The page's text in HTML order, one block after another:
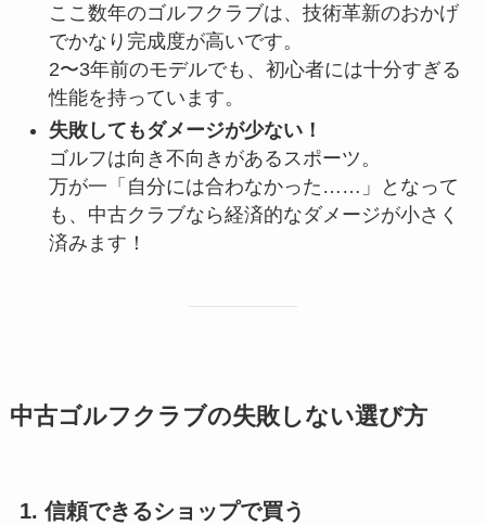
ここ数年のゴルフクラブは、技術革新のおかげ
でかなり完成度が高いです。
2〜3年前のモデルでも、初心者には十分すぎる
性能を持っています。
失敗してもダメージが少ない！
ゴルフは向き不向きがあるスポーツ。
万が一「自分には合わなかった……」となって
も、中古クラブなら経済的なダメージが小さく
済みます！
中古ゴルフクラブの失敗しない選び方
1. 信頼できるショップで買う